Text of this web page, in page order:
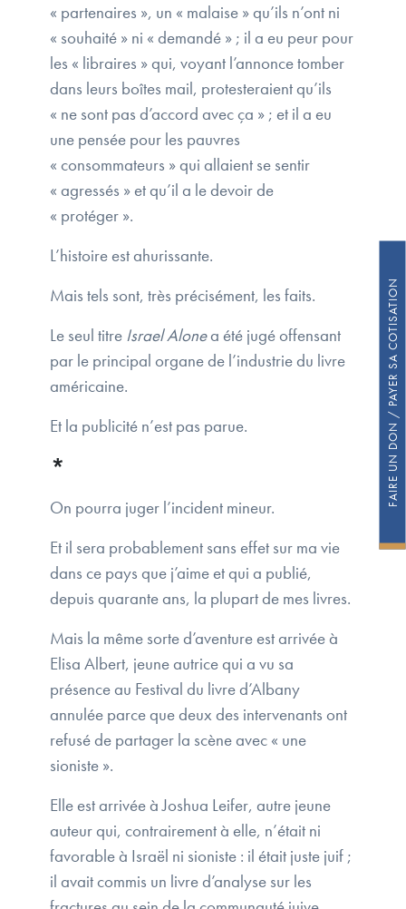
FAIRE UN DON / PAYER SA COTISATION
« partenaires », un « malaise » qu’ils n’ont ni
« souhaité » ni « demandé » ; il a eu peur pour
les « libraires » qui, voyant l’annonce tomber
dans leurs boîtes mail, protesteraient qu’ils
« ne sont pas d’accord avec ça » ; et il a eu
une pensée pour les pauvres
« consommateurs » qui allaient se sentir
« agressés » et qu’il a le devoir de
« protéger ».
L’histoire est ahurissante.
Mais tels sont, très précisément, les faits.
Le seul titre Israel Alonea été jugé offensant
par le principal organe de l’industrie du livre
américaine.
Et la publicité n’est pas parue.
*
On pourra juger l’incident mineur.
Et il sera probablement sans effet sur ma vie
dans ce pays que j’aime et qui a publié,
depuis quarante ans, la plupart de mes livres.
Mais la même sorte d’aventure est arrivée à
Elisa Albert, jeune autrice qui a vu sa
présence au Festival du livre d’Albany
annulée parce que deux des intervenants ont
refusé de partager la scène avec « une
sioniste ».
Elle est arrivée à Joshua Leifer, autre jeune
auteur qui, contrairement à elle, n’était ni
favorable à Israël ni sioniste : il était juste juif ;
il avait commis un livre d’analyse sur les